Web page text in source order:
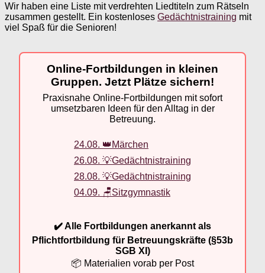
Wir haben eine Liste mit verdrehten Liedtiteln zum Rätseln
zusammen gestellt. Ein kostenloses Gedächtnistraining mit
viel Spaß für die Senioren!
Online-Fortbildungen in kleinen
Gruppen. Jetzt Plätze sichern!
Praxisnahe Online-Fortbildungen mit sofort
umsetzbaren Ideen für den Alltag in der
Betreuung.
24.08. 👑Märchen
26.08. 💡Gedächtnistraining
28.08. 💡Gedächtnistraining
04.09. 🪑Sitzgymnastik
✔️ Alle Fortbildungen anerkannt als
Pflichtfortbildung für Betreuungskräfte (§53b
SGB XI)
📦 Materialien vorab per Post